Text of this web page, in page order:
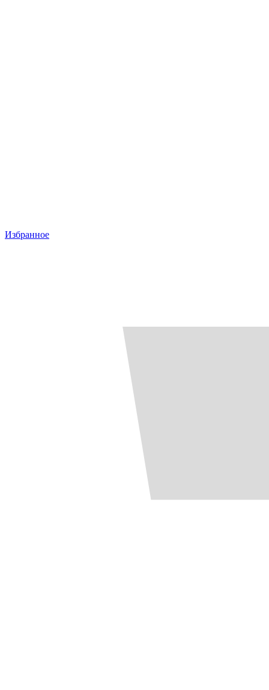
Избранное